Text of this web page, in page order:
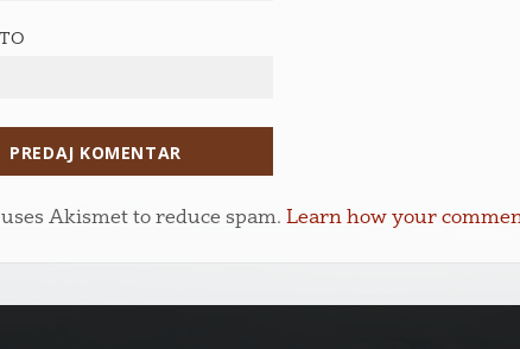
Akismet to reduce spam.Learn how your